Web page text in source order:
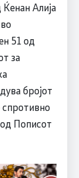
Алија
51 од
за
бројот
спротивно
Пописот